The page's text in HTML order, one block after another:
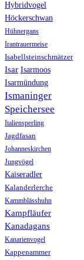
Hybridvogel
Höckerschwan
Hühnergans
Irantrauermeise
Isabellsteinschmätzer
Isar Isarmoos
Isarmündung
Ismaninger
Speichersee
Italiensperling
Jagdfasan
Johanneskirchen
Jungvögel
Kaiseradler
Kalanderlerche
Kammblässhuhn
Kampfläufer
Kanadagans
Kanarienvogel
Kappenammer